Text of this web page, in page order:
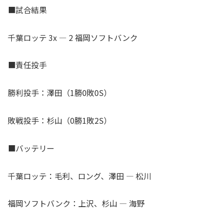
■試合結果
千葉ロッテ 3x ― 2 福岡ソフトバンク
■責任投手
勝利投手：澤田（1勝0敗0S）
敗戦投手：杉山（0勝1敗2S）
■バッテリー
千葉ロッテ：毛利、ロング、澤田 ― 松川
福岡ソフトバンク：上沢、杉山 ― 海野